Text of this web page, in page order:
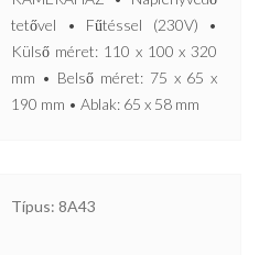
tetővel • Fűtéssel (230V) •
Külső méret: 110 x 100 x 320
mm • Belső méret: 75 x 65 x
190 mm • Ablak: 65 x 58 mm
Típus: 8A43